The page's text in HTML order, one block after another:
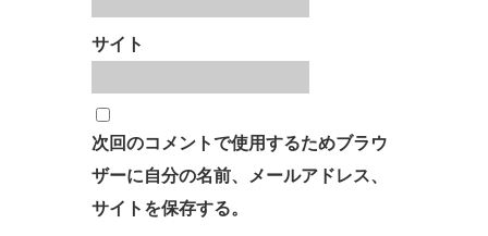
サイト
次回のコメントで使用するためブラウ
ザーに自分の名前、メールアドレス、
サイトを保存する。